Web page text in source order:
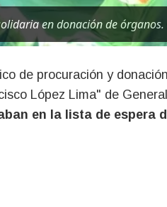
en donación de órganos.
de procuración y
López Lima" de
en la lista de espera